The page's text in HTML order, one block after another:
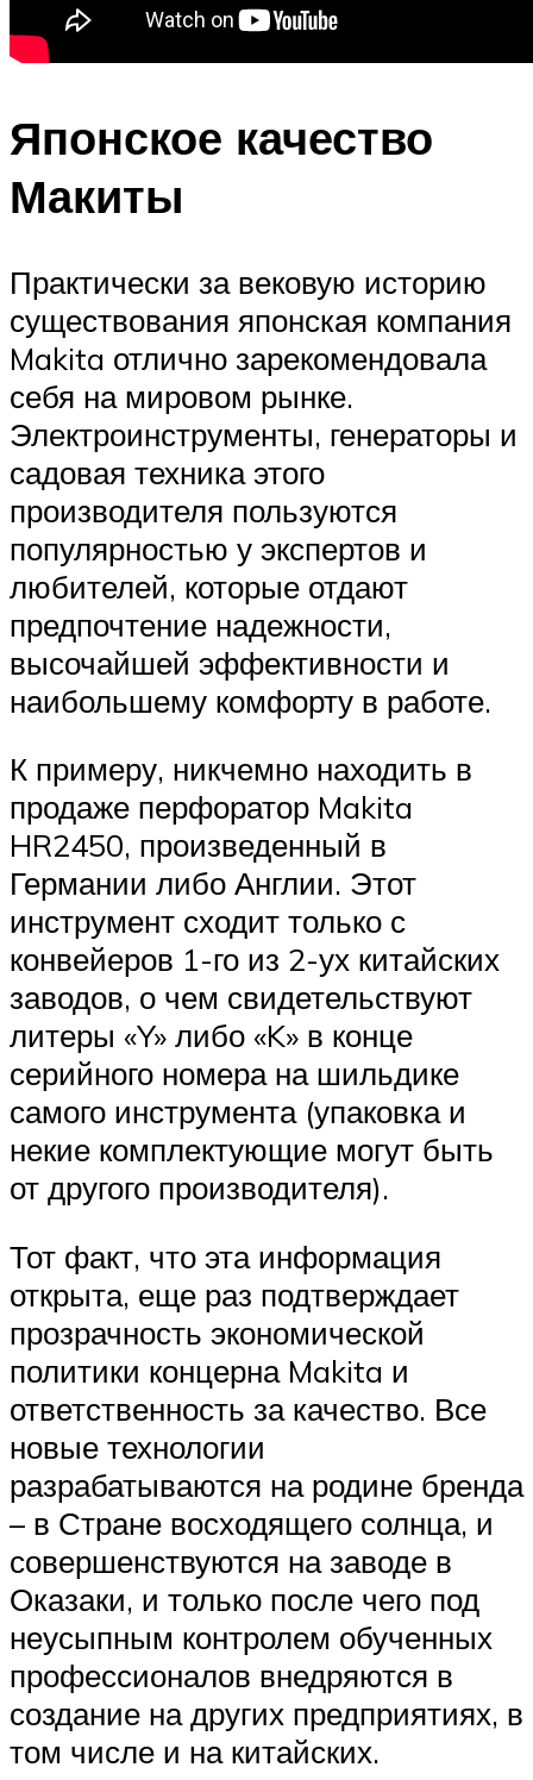
Японское качество
Макиты
Практически за вековую историю
существования японская компания
Makita отлично зарекомендовала
себя на мировом рынке.
Электроинструменты, генераторы и
садовая техника этого
производителя пользуются
популярностью у экспертов и
любителей, которые отдают
предпочтение надежности,
высочайшей эффективности и
наибольшему комфорту в работе.
К примеру, никчемно находить в
продаже перфоратор Makita
HR2450, произведенный в
Германии либо Англии. Этот
инструмент сходит только с
конвейеров 1-го из 2-ух китайских
заводов, о чем свидетельствуют
литеры «Y» либо «K» в конце
серийного номера на шильдике
самого инструмента (упаковка и
некие комплектующие могут быть
от другого производителя).
Тот факт, что эта информация
открыта, еще раз подтверждает
прозрачность экономической
политики концерна Makita и
ответственность за качество. Все
новые технологии
разрабатываются на родине бренда
– в Стране восходящего солнца, и
совершенствуются на заводе в
Оказаки, и только после чего под
неусыпным контролем обученных
профессионалов внедряются в
создание на других предприятиях, в
том числе и на китайских.